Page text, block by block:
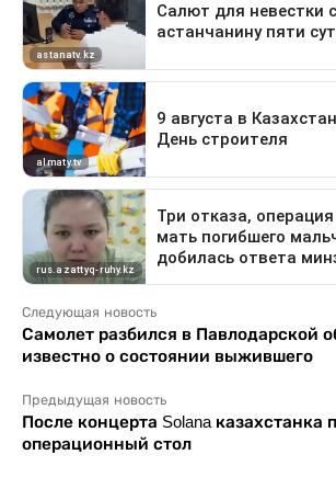
Следующая новость
Самолет разбился в Павлодарской
известно о состоянии выжившего
Предыдущая новость
После концерта Solana казахстанка
операционный стол